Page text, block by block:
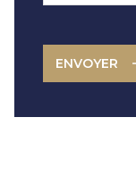
ENVOYER